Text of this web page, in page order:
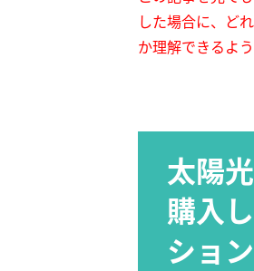
した場合に、ど
か理解できるよう
太陽
購入
ショ